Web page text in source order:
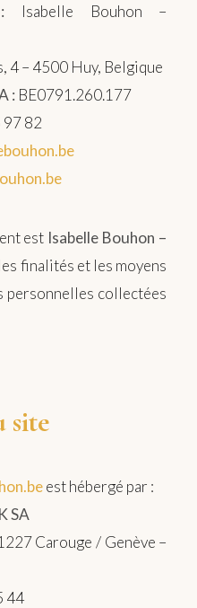
Isabelle Bouhon –
4 – 4500 Huy, Belgique
: BE0791.260.177
97 82
est Isabelle Bouhon –
finalités et les moyens
personnelles collectées
site
est hébergé par :
SA
Carouge / Genève –
44